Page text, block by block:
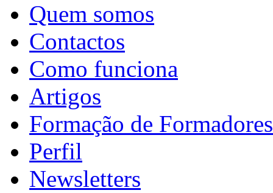
Quem somos
Contactos
Como funciona
Artigos
Formação de Formadores
Perfil
Newsletters